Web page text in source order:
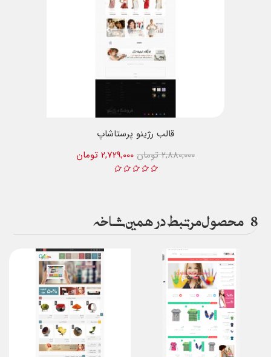
قالب رژینو پرستاشاپ
2,729,000 تومان
2,880,000 تومان
8 محصول مرتبط در همین شاخه